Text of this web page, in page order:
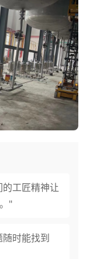
工匠精神让
"
时能找到